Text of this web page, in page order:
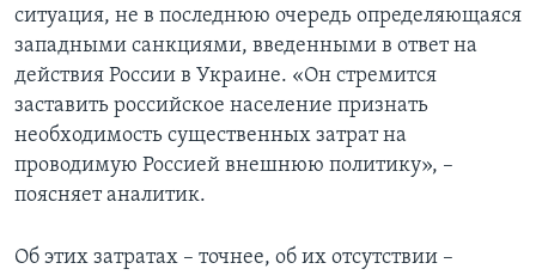
ситуация, не в последнюю очередь определяющаяся
западными санкциями, введенными в ответ на
действия России в Украине. «Он стремится
заставить российское население признать
необходимость существенных затрат на
проводимую Россией внешнюю политику», –
поясняет аналитик.
Об этих затратах – точнее, об их отсутствии –